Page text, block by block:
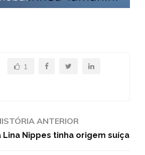
1
ANTERIOR
Lina Nippes tinha origem suíça